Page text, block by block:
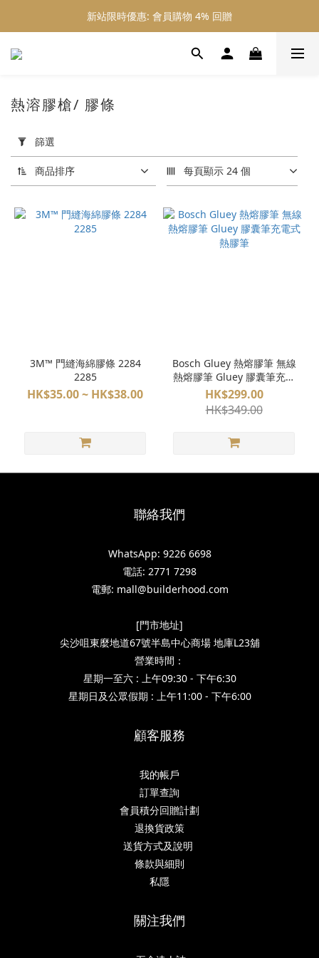
新站限時優惠: 會員購物 4% 回贈
新站限時優惠: 會員購物 4% 回贈
新站限時優惠: 滿 $800 順豐免運費
用
篩
選
(0/20)
價格
熱溶膠槍/ 膠條
篩選
商品排序 每頁顯示 24 個
3M™ 門縫海綿膠條 2284
2285
HK$35.00 ~ HK$38.00
Bosch Gluey 熱熔膠筆 無線
熱熔膠筆 Gluey 膠囊筆充電
式熱膠筆
HK$299.00
HK$349.00
聯絡我們
WhatsApp: 9226 6698
電話: 2771 7298
電郵: mall@builderhood.com
[門市地址]
尖沙咀東麼地道67號半島中心商場 地庫L23舖
營業時間：
星期一至六 : 上午09:30 - 下午6:30
星期日及公眾假期 : 上午11:00 - 下午6:00
顧客服務
我的帳戶
訂單查詢
會員積分回贈計劃
退換貨政策
送貨方式及說明
條款與細則
私隱
關注我們